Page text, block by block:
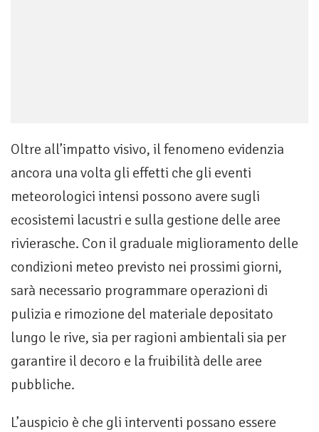
Oltre all’impatto visivo, il fenomeno evidenzia
ancora una volta gli effetti che gli eventi
meteorologici intensi possono avere sugli
ecosistemi lacustri e sulla gestione delle aree
rivierasche. Con il graduale miglioramento delle
condizioni meteo previsto nei prossimi giorni,
sarà necessario programmare operazioni di
pulizia e rimozione del materiale depositato
lungo le rive, sia per ragioni ambientali sia per
garantire il decoro e la fruibilità delle aree
pubbliche.
L’auspicio è che gli interventi possano essere